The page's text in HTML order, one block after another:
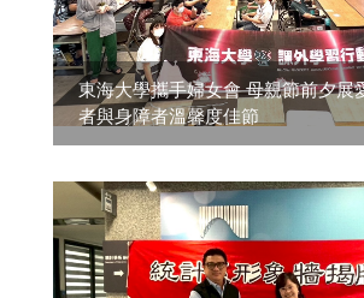
東海大學攜手婦女會 母親節前夕展
者與身障者溫馨度佳節